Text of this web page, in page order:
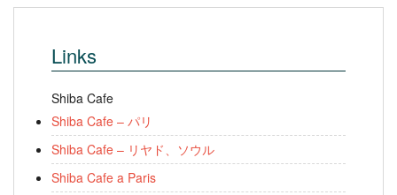
Links
Shiba Cafe
Shiba Cafe – パリ
Shiba Cafe – リヤド、ソウル
Shiba Cafe a Paris